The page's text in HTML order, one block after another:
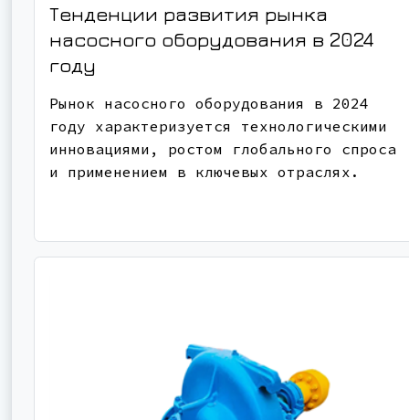
Тенденции развития рынка
насосного оборудования в 2024
году
Рынок насосного оборудования в 2024
году характеризуется технологическими
инновациями, ростом глобального спроса
и применением в ключевых отраслях.